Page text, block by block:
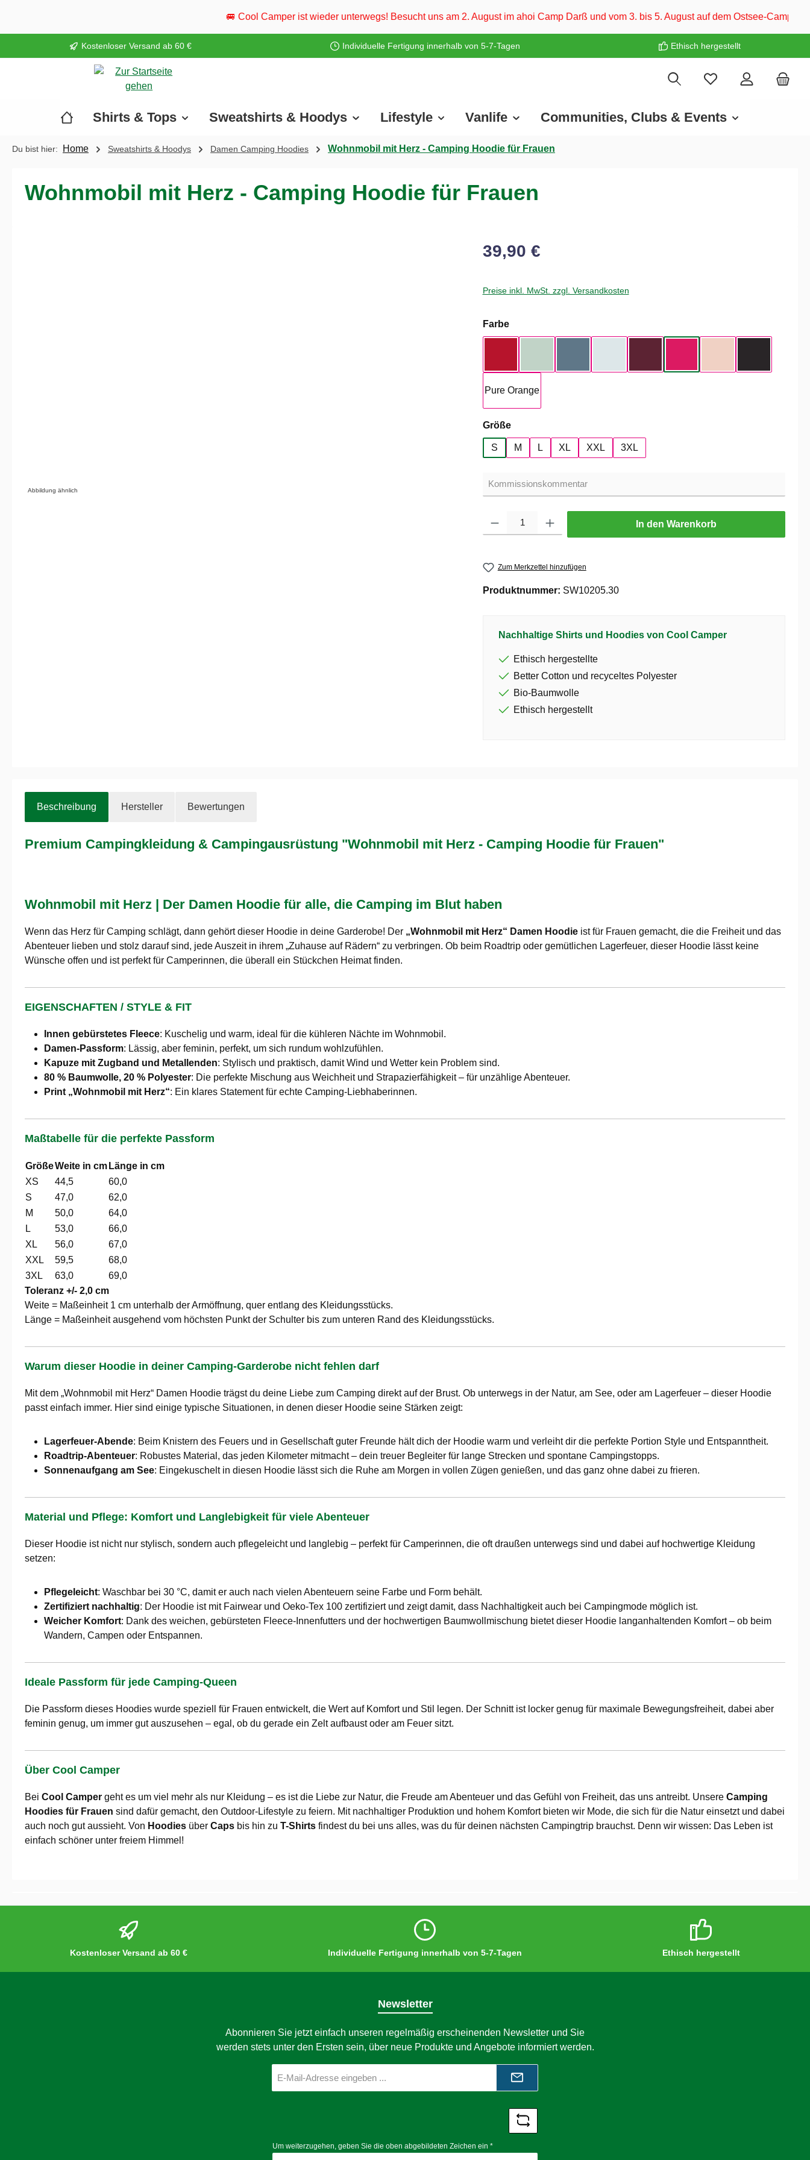
🚐 Cool Camper ist wieder unterwegs! Besucht uns am 2. August im ahoi Camp Darß und vom 3. bis 5. August auf dem Ostsee-Campingplatz Familie Heide.
Kostenloser Versand ab 60 € Individuelle Fertigung innerhalb von 5-7-Tagen Ethisch hergestellt
Shirts & Tops Sweatshirts & Hoodys Lifestyle Vanlife Communities, Clubs & Events
Du bist hier: Home Sweatshirts & Hoodys Damen Camping Hoodies Wohnmobil mit Herz - Camping Hoodie für Frauen
Wohnmobil mit Herz - Camping Hoodie für Frauen
Abbildung ähnlich
39,90 €
Preise inkl. MwSt. zzgl. Versandkosten
Farbeauswählen
Pure Orange
Größeauswählen
S M L XL XXL 3XL
In den Warenkorb
Zum Merkzettel hinzufügen
Produktnummer: SW10205.30
Nachhaltige Shirts und Hoodies von Cool Camper
Ethisch hergestellte
Better Cotton und recyceltes Polyester
Bio-Baumwolle
Ethisch hergestellt
Beschreibung Hersteller Bewertungen
Premium Campingkleidung & Campingausrüstung "Wohnmobil mit Herz - Camping Hoodie für Frauen"
Wohnmobil mit Herz | Der Damen Hoodie für alle, die Camping im Blut haben
Wenn das Herz für Camping schlägt, dann gehört dieser Hoodie in deine Garderobe! Der „Wohnmobil mit Herz“ Damen Hoodie ist für Frauen gemacht, die die Freiheit und das
Abenteuer lieben und stolz darauf sind, jede Auszeit in ihrem „Zuhause auf Rädern“ zu verbringen. Ob beim Roadtrip oder gemütlichen Lagerfeuer, dieser Hoodie lässt keine
Wünsche offen und ist perfekt für Camperinnen, die überall ein Stückchen Heimat finden.
EIGENSCHAFTEN / STYLE & FIT
Innen gebürstetes Fleece: Kuschelig und warm, ideal für die kühleren Nächte im Wohnmobil.
Damen-Passform: Lässig, aber feminin, perfekt, um sich rundum wohlzufühlen.
Kapuze mit Zugband und Metallenden: Stylisch und praktisch, damit Wind und Wetter kein Problem sind.
80 % Baumwolle, 20 % Polyester: Die perfekte Mischung aus Weichheit und Strapazierfähigkeit – für unzählige Abenteuer.
Print „Wohnmobil mit Herz“: Ein klares Statement für echte Camping-Liebhaberinnen.
Maßtabelle für die perfekte Passform
GrößeWeite in cm Länge in cm
XS
44,5
60,0
S
47,0
62,0
M
50,0
64,0
L
53,0
66,0
XL
56,0
67,0
XXL
59,5
68,0
3XL
63,0
69,0
Toleranz +/- 2,0 cm
Weite = Maßeinheit 1 cm unterhalb der Armöffnung, quer entlang des Kleidungsstücks.
Länge = Maßeinheit ausgehend vom höchsten Punkt der Schulter bis zum unteren Rand des Kleidungsstücks.
Warum dieser Hoodie in deiner Camping-Garderobe nicht fehlen darf
Mit dem „Wohnmobil mit Herz“ Damen Hoodie trägst du deine Liebe zum Camping direkt auf der Brust. Ob unterwegs in der Natur, am See, oder am Lagerfeuer – dieser Hoodie
passt einfach immer. Hier sind einige typische Situationen, in denen dieser Hoodie seine Stärken zeigt:
Lagerfeuer-Abende: Beim Knistern des Feuers und in Gesellschaft guter Freunde hält dich der Hoodie warm und verleiht dir die perfekte Portion Style und Entspanntheit.
Roadtrip-Abenteuer: Robustes Material, das jeden Kilometer mitmacht – dein treuer Begleiter für lange Strecken und spontane Campingstopps.
Sonnenaufgang am See: Eingekuschelt in diesen Hoodie lässt sich die Ruhe am Morgen in vollen Zügen genießen, und das ganz ohne dabei zu frieren.
Material und Pflege: Komfort und Langlebigkeit für viele Abenteuer
Dieser Hoodie ist nicht nur stylisch, sondern auch pflegeleicht und langlebig – perfekt für Camperinnen, die oft draußen unterwegs sind und dabei auf hochwertige Kleidung
setzen:
Pflegeleicht: Waschbar bei 30 °C, damit er auch nach vielen Abenteuern seine Farbe und Form behält.
Zertifiziert nachhaltig: Der Hoodie ist mit Fairwear und Oeko-Tex 100 zertifiziert und zeigt damit, dass Nachhaltigkeit auch bei Campingmode möglich ist.
Weicher Komfort: Dank des weichen, gebürsteten Fleece-Innenfutters und der hochwertigen Baumwollmischung bietet dieser Hoodie langanhaltenden Komfort – ob beim
Wandern, Campen oder Entspannen.
Ideale Passform für jede Camping-Queen
Die Passform dieses Hoodies wurde speziell für Frauen entwickelt, die Wert auf Komfort und Stil legen. Der Schnitt ist locker genug für maximale Bewegungsfreiheit, dabei aber
feminin genug, um immer gut auszusehen – egal, ob du gerade ein Zelt aufbaust oder am Feuer sitzt.
Über Cool Camper
Bei Cool Camper geht es um viel mehr als nur Kleidung – es ist die Liebe zur Natur, die Freude am Abenteuer und das Gefühl von Freiheit, das uns antreibt. Unsere Camping
Hoodies für Frauen sind dafür gemacht, den Outdoor-Lifestyle zu feiern. Mit nachhaltiger Produktion und hohem Komfort bieten wir Mode, die sich für die Natur einsetzt und dabei
auch noch gut aussieht. Von Hoodies über Caps bis hin zu T-Shirts findest du bei uns alles, was du für deinen nächsten Campingtrip brauchst. Denn wir wissen: Das Leben ist
einfach schöner unter freiem Himmel!
Kostenloser Versand ab 60 € Individuelle Fertigung innerhalb von 5-7-Tagen Ethisch hergestellt
Newsletter
Abonnieren Sie jetzt einfach unseren regelmäßig erscheinenden Newsletter und Sie
werden stets unter den Ersten sein, über neue Produkte und Angebote informiert werden.
Mail-
Adresse
Um weiterzugehen, geben Sie die oben abgebildeten Zeichen ein *